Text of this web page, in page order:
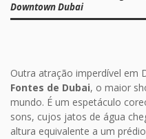
Downtown Dubai
Outra atração imperdível em
Fontes de Dubai, o maior
mundo. É um espetáculo
sons, cujos jatos de água
altura equivalente a um